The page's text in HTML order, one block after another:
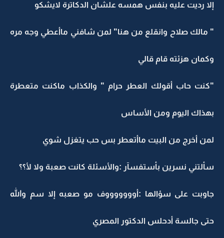
إلا رديت عليه بنفس همسه علشان الدكاترة لايشكو
" مالك صلاح وانقلع من هنا" لمن شافني ماأعطي وجه مره
وكمان هزئته قام قالي
"كنت حاب أقولك العطر حرام " والكذاب ماكنت متعطرة
بهذاك اليوم ومن الأساس
لمن أخرج من البيت ماأتعطر بس حب يتغزل شوي
سألتني نسرين بأستفسآر :والأسئلة كانت صعبة ولا لأ؟؟
جاوبت على سؤالها :أوووووووف مو صعبه إلا سم والله
حتى جالسة أدحلس الدكتور المصري